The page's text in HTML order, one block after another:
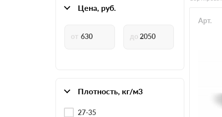
Утеплитель Технониколь
Утеплитель Isover
Цена, руб.
Плотность, кг/м3
27-35
Арт.